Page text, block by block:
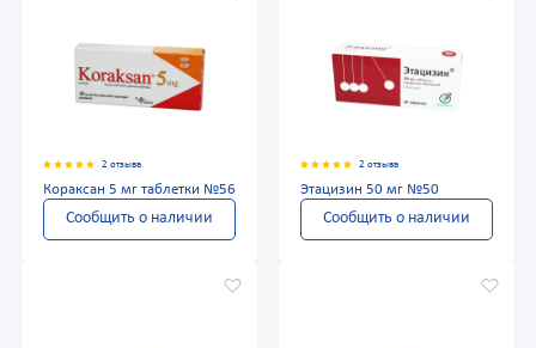
2 отзыва
Кораксан 5 мг таблетки №56
Сообщить о наличии
2 отзыва
Этацизин 50 мг №50
Сообщить о наличии